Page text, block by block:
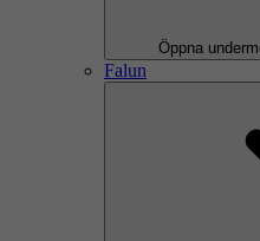
Öppna
Falun